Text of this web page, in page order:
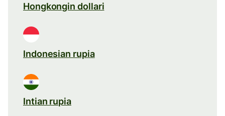
Hongkongin dollari
Indonesian rupia
Intian rupia